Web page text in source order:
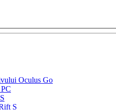
Oculus Go
S